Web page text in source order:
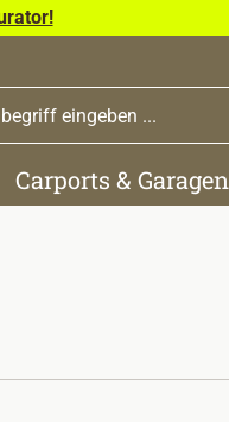
Carports & Garagen